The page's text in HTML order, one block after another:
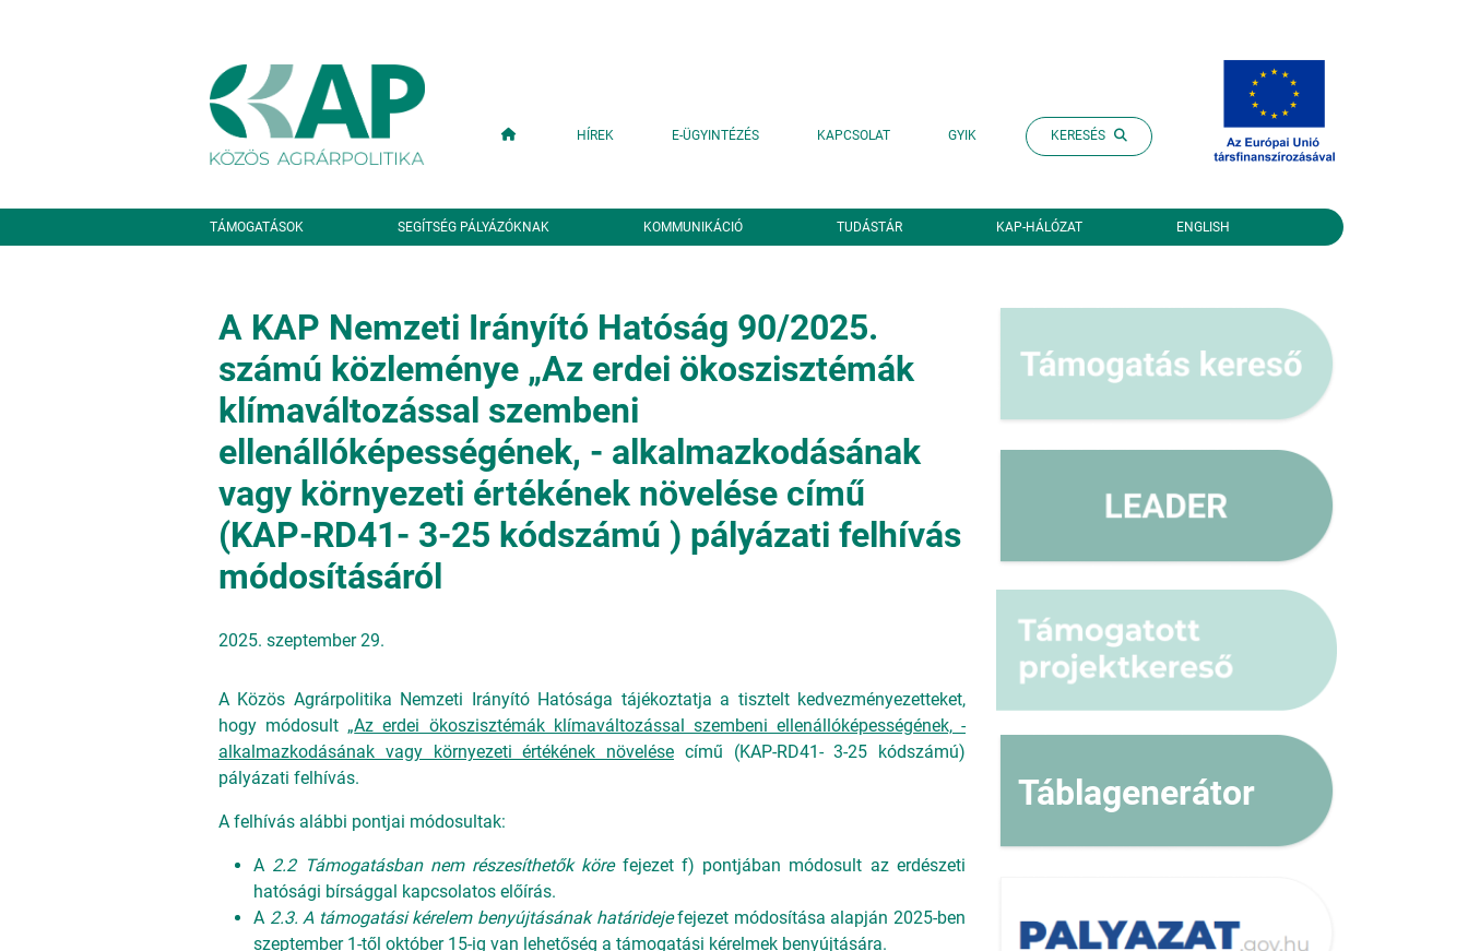
Fő navigáció
HÍREK E-ÜGYINTÉZÉS KAPCSOLAT GYIK KERESÉS
Másodlagos navigáció
TÁMOGATÁSOK SEGÍTSÉG PÁLYÁZÓKNAK KOMMUNIKÁCIÓ TUDÁSTÁR KAP-HÁLÓZAT ENGLISH
A KAP Nemzeti Irányító Hatóság 90/2025.
számú közleménye „Az erdei ökoszisztémák
klímaváltozással szembeni
ellenállóképességének, - alkalmazkodásának
vagy környezeti értékének növelése című
(KAP-RD41- 3-25 kódszámú ) pályázati felhívás
módosításáról
2025. szeptember 29.
A Közös Agrárpolitika Nemzeti Irányító Hatósága tájékoztatja a tisztelt kedvezményezetteket,
hogy módosult „Az erdei ökoszisztémák klímaváltozással szembeni ellenállóképességének, -
alkalmazkodásának vagy környezeti értékének növelése című (KAP-RD41- 3-25 kódszámú)
pályázati felhívás.
A felhívás alábbi pontjai módosultak:
A 2.2 Támogatásban nem részesíthetők körefejezet f) pontjában módosult az erdészeti
hatósági bírsággal kapcsolatos előírás.
A 2.3. A támogatási kérelem benyújtásának határidejefejezet módosítása alapján 2025-ben
szeptember 1-től október 15-ig van lehetőség a támogatási kérelmek benyújtására.
Táblagenerátor